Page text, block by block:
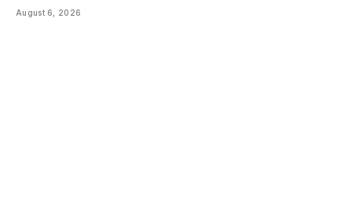
August 6, 2026